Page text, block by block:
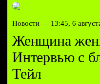
Новости — 13:45, 6
Женщина
Интервью с
Тейл